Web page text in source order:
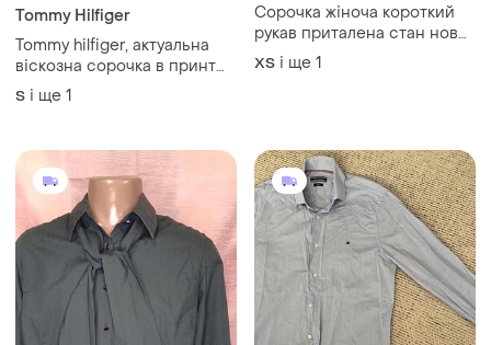
Tommy Hilfiger
Tommy hilfiger, актуальна
віскозна сорочка в принт
бренду преміум класу
S і ще 1
Сорочка жіноча короткий
рукав приталена стан нової
речі бренд
ХS і ще 1